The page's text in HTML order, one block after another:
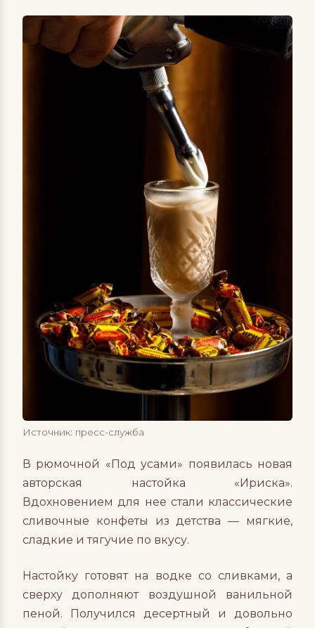
Источник: пресс-служба
В рюмочной «Под усами» появилась новая
авторская настойка «Ириска».
Вдохновением для нее стали классические
сливочные конфеты из детства — мягкие,
сладкие и тягучие по вкусу.
Настойку готовят на водке со сливками, а
сверху дополняют воздушной ванильной
пеной. Получился десертный и довольно